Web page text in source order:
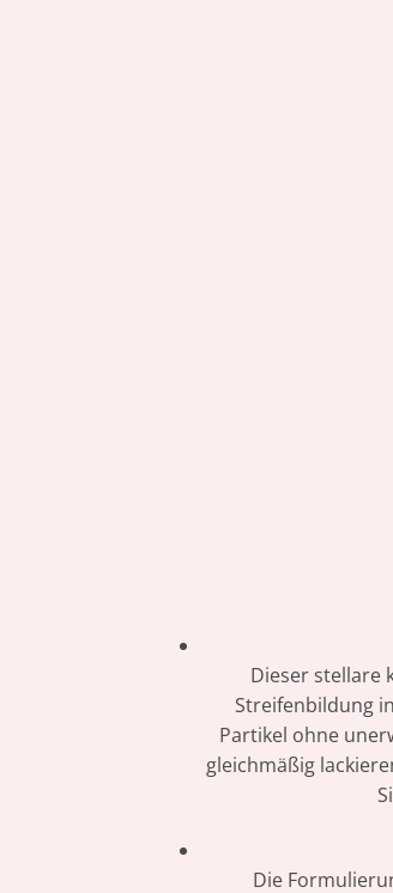
Dieser stellare
Streifenbildung
Partikel ohne
gleichmäßig
Die